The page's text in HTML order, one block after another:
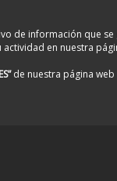
de información que
en nuestra
de nuestra página web